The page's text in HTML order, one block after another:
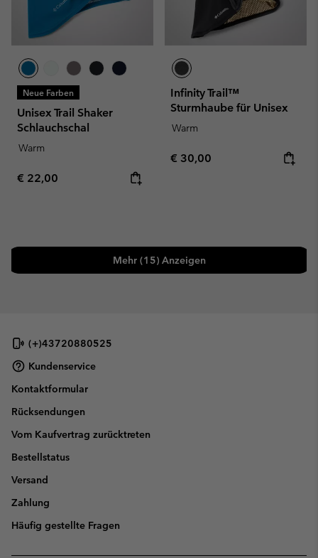
Neue Farben
Unisex Trail Shaker
Schlauchschal
Warm
Regular price:
€ 22,00
Infinity Trail™
Sturmhaube für Unisex
Warm
Regular price:
€ 30,00
Mehr (15) Anzeigen
(+)43720880525
Kundenservice
Kontaktformular
Rücksendungen
Vom Kaufvertrag zurücktreten
Bestellstatus
Versand
Zahlung
Häufig gestellte Fragen